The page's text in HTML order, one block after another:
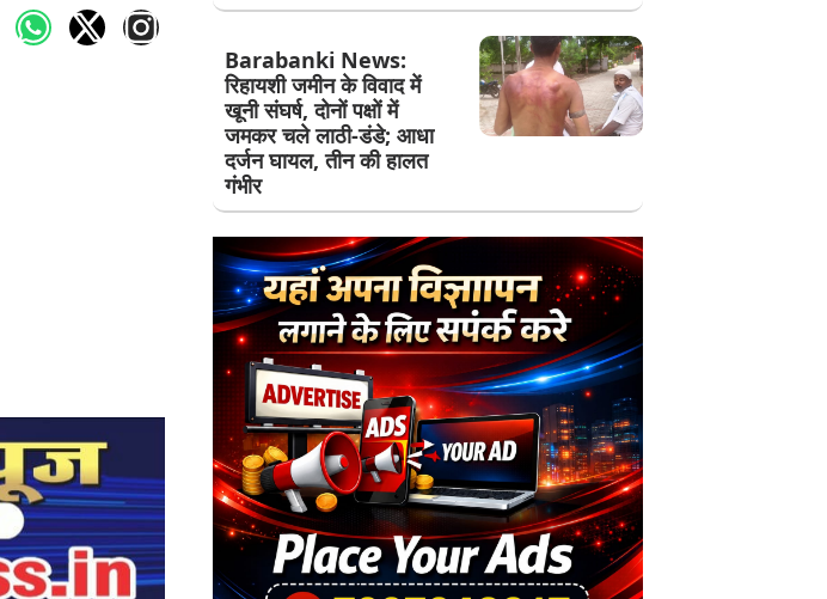
Barabanki News:
रिहायशी जमीन के विवाद में
खूनी संघर्ष, दोनों पक्षों में
जमकर चले लाठी-डंडे; आधा
दर्जन घायल, तीन की हालत
गंभीर